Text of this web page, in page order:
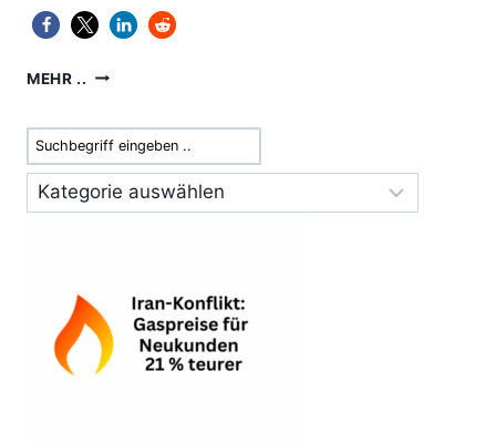
MEHR .. YOUTUBE:
PROBLEMLOS
HOCHLADEN
DARFST
Suchen
Kategorien